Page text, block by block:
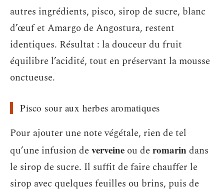
autres ingrédients, pisco, sirop de sucre, blanc
d’œuf et Amargo de Angostura, restent
identiques. Résultat : la douceur du fruit
équilibre l’acidité, tout en préservant la mousse
onctueuse.
Pisco sour aux herbes aromatiques
Pour ajouter une note végétale, rien de tel
qu’une infusion deverveine ou deromarindans
le sirop de sucre. Il suffit de faire chauffer le
sirop avec quelques feuilles ou brins, puis de